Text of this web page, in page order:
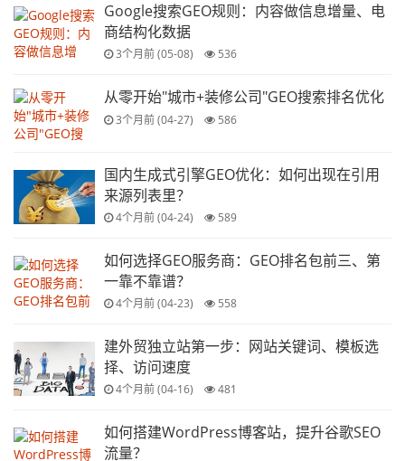
Google搜索GEO规则：内容做信息增量、电
商结构化数据
3个月前 (05-08) 536
从零开始"城市+装修公司"GEO搜索排名优化
3个月前 (04-27) 586
国内生成式引擎GEO优化：如何出现在引用
来源列表里？
4个月前 (04-24) 589
如何选择GEO服务商：GEO排名包前三、第
一靠不靠谱？
4个月前 (04-23) 558
建外贸独立站第一步：网站关键词、模板选
择、访问速度
4个月前 (04-16) 481
如何搭建WordPress博客站，提升谷歌SEO
流量？